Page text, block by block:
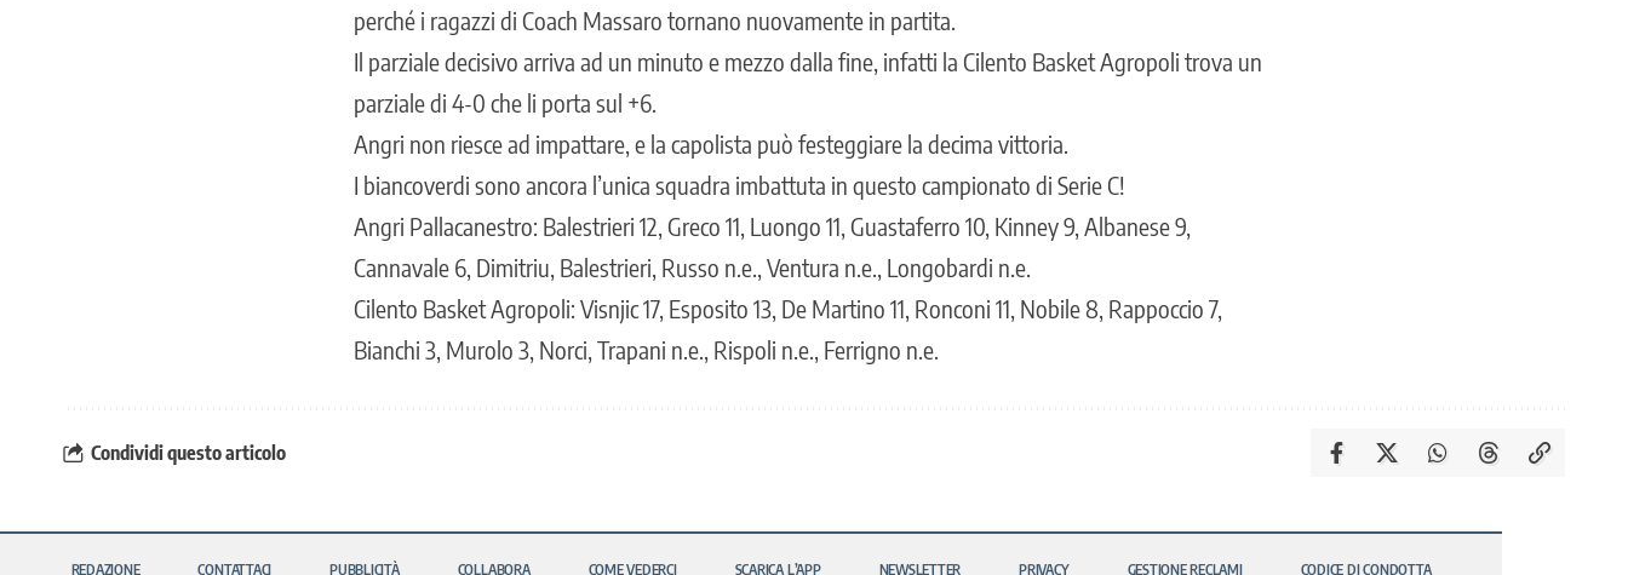
perché i ragazzi di Coach Massaro tornano nuovamente in partita.
Il parziale decisivo arriva ad un minuto e mezzo dalla fine, infatti la Cilento Basket Agropoli trova un
parziale di 4-0 che li porta sul +6.
Angri non riesce ad impattare, e la capolista può festeggiare la decima vittoria.
I biancoverdi sono ancora l’unica squadra imbattuta in questo campionato di Serie C!
Angri Pallacanestro: Balestrieri 12, Greco 11, Luongo 11, Guastaferro 10, Kinney 9, Albanese 9,
Cannavale 6, Dimitriu, Balestrieri, Russo n.e., Ventura n.e., Longobardi n.e.
Cilento Basket Agropoli: Visnjic 17, Esposito 13, De Martino 11, Ronconi 11, Nobile 8, Rappoccio 7,
Bianchi 3, Murolo 3, Norci, Trapani n.e., Rispoli n.e., Ferrigno n.e.
Condividi questo articolo
REDAZIONE CONTATTACI PUBBLICITÀ COLLABORA COME VEDERCI SCARICA L’APP NEWSLETTER PRIVACY GESTIONE RECLAMI CODICE DI CONDOTTA